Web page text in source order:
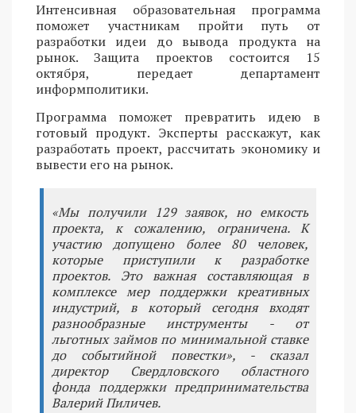
Интенсивная образовательная программа
поможет участникам пройти путь от
разработки идеи до вывода продукта на
рынок. Защита проектов состоится 15
октября, передает департамент
информполитики.
Программа поможет превратить идею в
готовый продукт. Эксперты расскажут, как
разработать проект, рассчитать экономику и
вывести его на рынок.
«Мы получили 129 заявок, но емкость
проекта, к сожалению, ограничена. К
участию допущено более 80 человек,
которые приступили к разработке
проектов. Это важная составляющая в
комплексе мер поддержки креативных
индустрий, в который сегодня входят
разнообразные инструменты - от
льготных займов по минимальной ставке
до событийной повестки», - сказал
директор Свердловского областного
фонда поддержки предпринимательства
Валерий Пиличев.